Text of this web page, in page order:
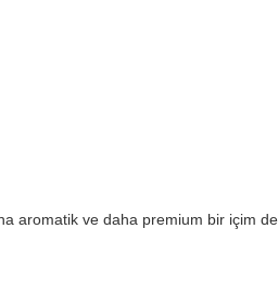
aromatik ve daha premium bir içim